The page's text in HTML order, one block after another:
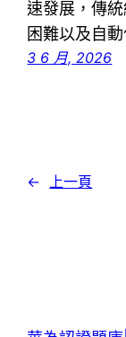
速發展，傳
困難以及自
3 6 月, 2026
← 上一頁